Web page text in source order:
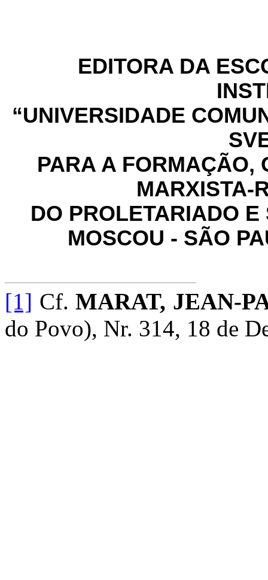
EDITORA DA
“UNIVERSIDADE
PARA A FORMAÇÃO,
MARXISTA-
DO PROLETARIADO
MOSCOU - SÃO
[1] Cf.MARAT, JEAN-
do Povo), Nr. 314, 18 de